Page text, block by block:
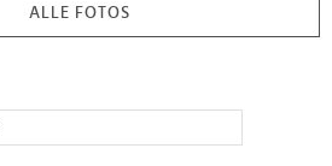
ALLE FOTOS